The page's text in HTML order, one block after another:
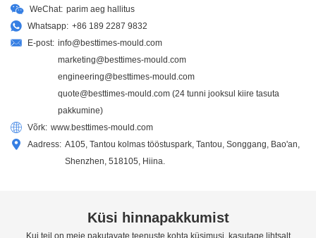
WeChat: parim aeg hallitus
Whatsapp: +86 189 2287 9832
E-post: info@besttimes-mould.com
marketing@besttimes-mould.com
engineering@besttimes-mould.com
quote@besttimes-mould.com (24 tunni jooksul kiire tasuta
pakkumine)
Võrk: www.besttimes-mould.com
Aadress: A105, Tantou kolmas tööstuspark, Tantou, Songgang, Bao'an,
Shenzhen, 518105, Hiina.
Küsi hinnapakkumist
Kui teil on meie pakutavate teenuste kohta küsimusi, kasutage lihtsalt